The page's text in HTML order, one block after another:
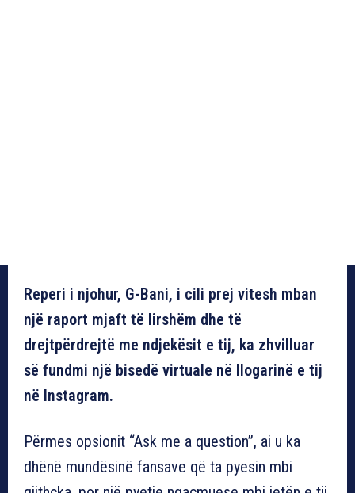
Reperi i njohur, G-Bani, i cili prej vitesh mban
një raport mjaft të lirshëm dhe të
drejtpërdrejtë me ndjekësit e tij, ka zhvilluar
së fundmi një bisedë virtuale në llogarinë e tij
në Instagram.
Përmes opsionit “Ask me a question”, ai u ka
dhënë mundësinë fansave që ta pyesin mbi